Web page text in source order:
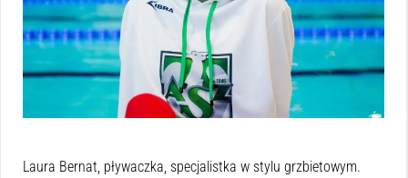
Laura Bernat, pływaczka, specjalistka w stylu grzbietowym.